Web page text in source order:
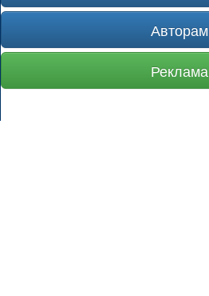
Авторам
Реклама